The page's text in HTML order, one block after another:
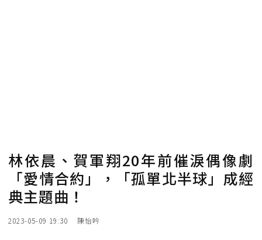
林依晨、賀軍翔20年前催淚偶像劇
「愛情合約」，「孤單北半球」成經
典主題曲！
2023-05-09 19:30 陳怡吟